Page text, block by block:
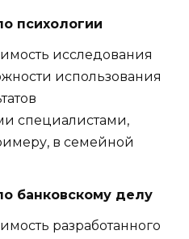
психологии
исследования
использования
специалистами,
в семейной
банковскому делу
разработанного